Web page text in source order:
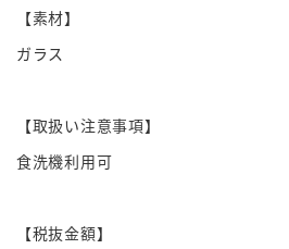
【素材】
ガラス
【取扱い注意事項】
食洗機利用可
【税抜金額】